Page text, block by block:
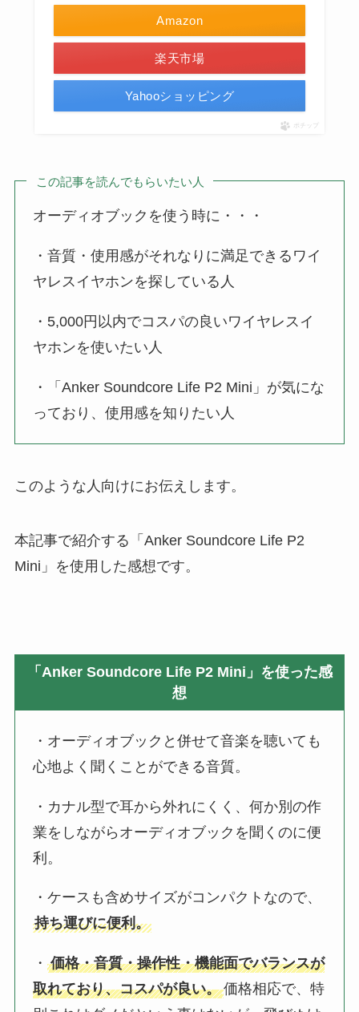
Amazon
楽天市場
Yahooショッピング
ポチップ
この記事を読んでもらいたい人
オーディオブックを使う時に・・・
・音質・使用感がそれなりに満足できるワイ
ヤレスイヤホンを探している人
・5,000円以内でコスパの良いワイヤレスイ
ヤホンを使いたい人
・「Anker Soundcore Life P2 Mini」が気にな
っており、使用感を知りたい人
このような人向けにお伝えします。
本記事で紹介する「Anker Soundcore Life P2
Mini」を使用した感想です。
「Anker Soundcore Life P2 Mini」を使った感
想
・オーディオブックと併せて音楽を聴いても
心地よく聞くことができる音質。
・カナル型で耳から外れにくく、何か別の作
業をしながらオーディオブックを聞くのに便
利。
・ケースも含めサイズがコンパクトなので、
持ち運びに便利。
・ 価格・音質・操作性・機能面でバランスが
取れており、コスパが良い。 価格相応で、特